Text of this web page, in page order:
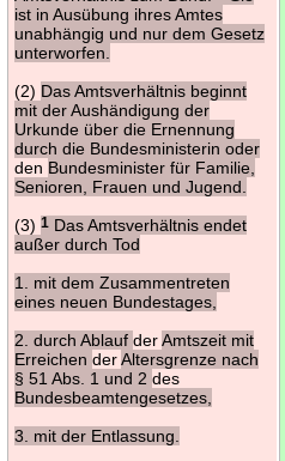
ist in Ausübung ihres Amtes
unabhängig und nur dem Gesetz
unterworfen.
(2) Das Amtsverhältnis beginnt
mit der Aushändigung der
Urkunde über die Ernennung
durch die Bundesministerin oder
den Bundesminister für Familie,
Senioren, Frauen und Jugend.
(3)1 Das Amtsverhältnis endet
außer durch Tod
1. mit dem Zusammentreten
eines neuen Bundestages,
2. durch AblaufderAmtszeit mit
ErreichenderAltersgrenze nach
§ 51 Abs. 1 und 2des
Bundesbeamtengesetzes,
3. mit der Entlassung.